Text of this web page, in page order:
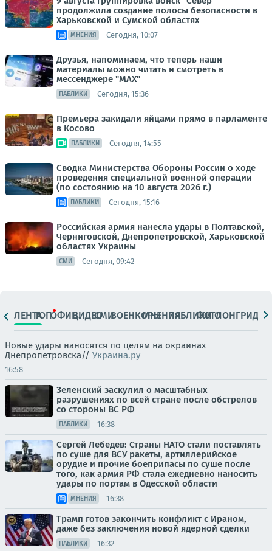
продолжила создание полосы безопасности в
Харьковской и Сумской областях
МНЕНИЯ Сегодня, 10:07
Друзья, напоминаем, что теперь наши
материалы можно читать и смотреть в
мессенджере "МАХ"
ПАБЛИКИ Сегодня, 15:36
Премьера закидали яйцами прямо в парламенте
в Косово
ПАБЛИКИ Сегодня, 14:55
Сводка Министерства Обороны России о ходе
проведения специальной военной операции
(по состоянию на 10 августа 2026 г.)
ПАБЛИКИ Сегодня, 15:16
Российская армия нанесла удары в Полтавской,
Черниговской, Днепропетровской, Харьковской
областях Украины
СМИ Сегодня, 09:42
ЛЕНТАТОПОФИЦ.ВИДЕОСМИВОЕНКОРЫМНЕНИЯПАБЛИКИ
ФОТОЛОНГРИДЫ
Новые удары наносятся по целям на окраинах
Днепропетровска// Украина.ру
16:58
Зеленский заскулил о масштабных
разрушениях по всей стране после обстрелов
со стороны ВС РФ
ПАБЛИКИ 16:38
Сергей Лебедев: Страны НАТО стали поставлять
по суше для ВСУ ракеты, артиллерийское
орудие и прочие боеприпасы по суше после
того, как армия РФ стала ежедневно наносить
удары по портам в Одесской области
МНЕНИЯ 16:38
Трамп готов закончить конфликт с Ираном,
даже без заключения новой ядерной сделки
ПАБЛИКИ 16:32